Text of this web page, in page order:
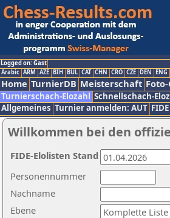
Logged on: Gast
Arabic ARM AZE BIH BUL CAT CHN CRO CZE DEN ENG
Home TurnierDB Meisterschaft
Turnierschach-Elozahl Schnellschach-
Allgemeines Turnier anmelden: AUT FIDE
Willkommen bei den
Nachname
Ebene
Personennummer
FIDE-Elolisten Stand